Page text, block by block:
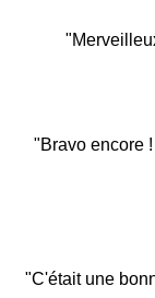
"Bravo encore
"C'était une